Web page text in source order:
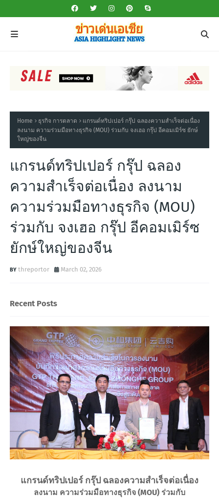
Home ธุรกิจ การตลาด
แกรนด์ทริปเปอร์ กรุ๊ป ฉลองความสำเร็จต่อเนื่อง
ลงนาม ความร่วมมือทางธุรกิจ (MOU) ร่วมกับ จงเฮอ กรุ๊ป อีคอมเมิร์ซ ยักษ์
ใหญ่ของจีน
แกรนด์ทริปเปอร์ กรุ๊ป ฉลอง
ความสำเร็จต่อเนื่อง ลงนาม
ความร่วมมือทางธุรกิจ (MOU)
ร่วมกับ จงเฮอ กรุ๊ป อีคอมเมิร์ซ
ยักษ์ใหญ่ของจีน
threportor March 02, 2026
Recent Posts
แกรนด์ทริปเปอร์ กรุ๊ป ฉลองความสำเร็จต่อเนื่อง
ลงนาม ความร่วมมือทางธุรกิจ (MOU) ร่วมกับ